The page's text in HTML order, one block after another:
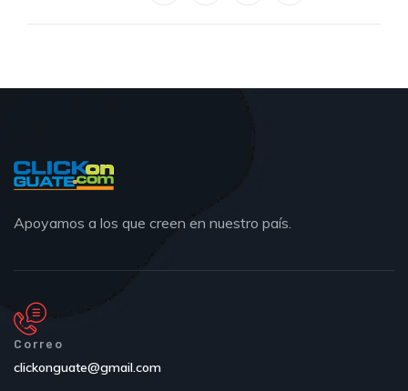
Apoyamos a los que creen en nuestro país.
Correo
clickonguate@gmail.com